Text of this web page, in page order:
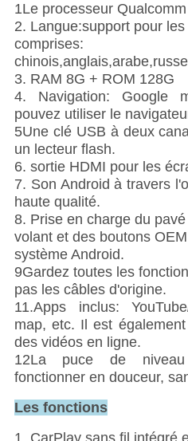
1Le processeur
2. Langue:support pour
comprises:
3. RAM 8G + ROM 128G
4. Navigation: Google
pouvez utiliser le
5Une clé USB à deux
un lecteur flash.
6. sortie HDMI pour les
7. Son Android à travers
haute qualité.
8. Prise en charge du
volant et des boutons
système Android.
9Gardez toutes les
pas les câbles d'origine.
11.Apps inclus:
map, etc. Il est
des vidéos en ligne.
12La puce de
fonctionner en douceur,
Les fonctions